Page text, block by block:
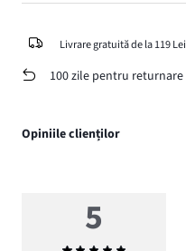
Livrare gratuită de la 119 Lei
100 zile pentru returnare
Opiniile clienților
5